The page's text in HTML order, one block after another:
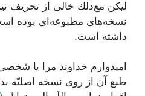
ليكن مع‌‏ذلك خالى از تحريف
نسخه‏‌هاى مطبوعه‌‏اى بوده
داشته است.
اميدوارم خداوند مرا يا
طبع آن از روى نسخه اصليّه